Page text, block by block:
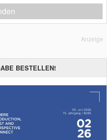
Anzeige
BESTELLEN!